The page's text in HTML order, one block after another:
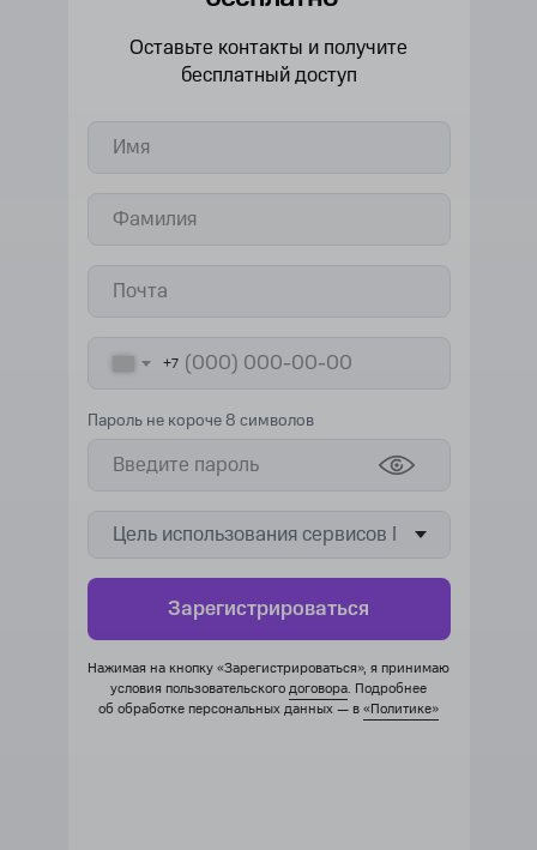
+7
Пароль не короче 8 символов
Зарегистрироваться
Нажимая на кнопку «Зарегистрироваться», я принимаю
условия пользовательскогодоговора. Подробнее
об обработке персональных данных — в«Политике»
Оставьте контакты и получите
бесплатный доступ